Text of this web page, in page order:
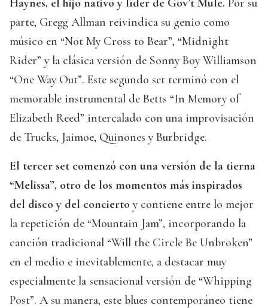
parte, Gregg Allman reivindica su genio como
músico en “Not My Cross to Bear”, “Midnight
Rider” y la clásica versión de Sonny Boy Williamson
“One Way Out”. Este segundo set terminó con el
memorable instrumental de Betts “In Memory of
Elizabeth Reed” intercalado con una improvisación
de Trucks, Jaimoe, Quinones y Burbridge.
El tercer set comenzó con una versión de la tierna
“Melissa”, otro de los momentos más inspirados
del disco y del concierto y contiene entre lo mejor
la repetición de “Mountain Jam”, incorporando la
canción tradicional “Will the Circle Be Unbroken”
en el medio e inevitablemente, a destacar muy
especialmente la sensacional versión de “Whipping
Post”. A su manera, este blues contemporáneo tiene